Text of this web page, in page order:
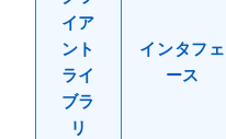
イア
ント
ライ
ブラ
リ
インタフェ
ース